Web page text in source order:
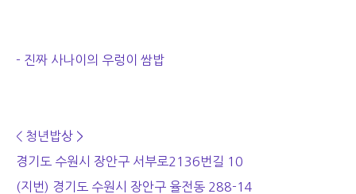
- 진짜 사나이의 우렁이 쌈밥
< 청년밥상 >
경기도 수원시 장안구 서부로2136번길 10
(지번) 경기도 수원시 장안구 율전동 288-14